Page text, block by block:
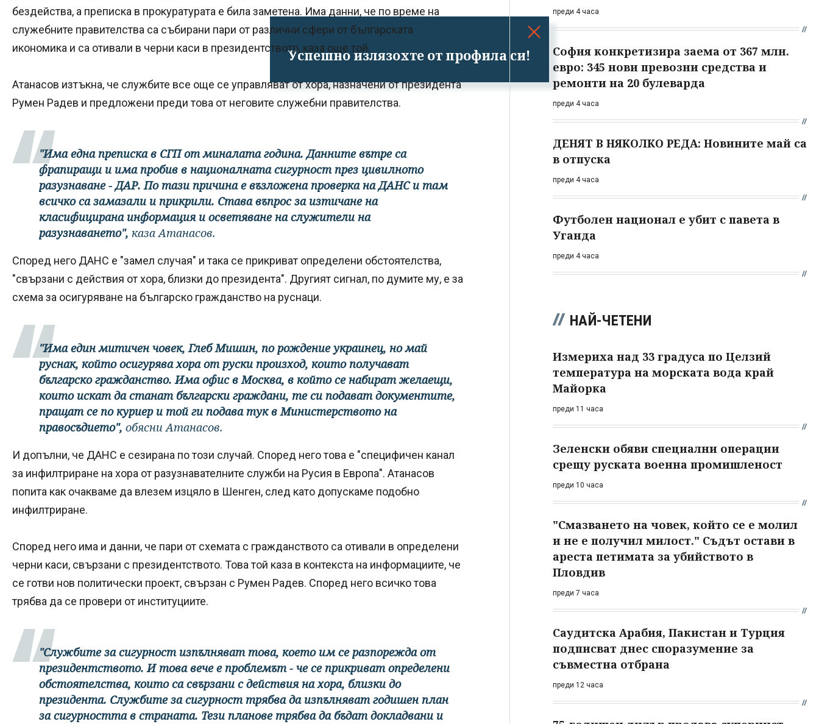
Успешно излязохте от профила си!
бездейства, а преписка в прокуратурата е била заметена. Има данни, че по време на
служебните правителства са събирани пари от различни сфери от българската
икономика и са отивали в черни каси в президентството, каза още той.
Атанасов изтъкна, че службите все още се управляват от хора, назначени от президента
Румен Радев и предложени преди това от неговите служебни правителства.
"Има една преписка в СГП от миналата година. Данните вътре са
фрапиращи и има пробив в националната сигурност през цивилното
разузнаване - ДАР. По тази причина е възложена проверка на ДАНС и там
всичко са замазали и прикрили. Става въпрос за изтичане на
класифицирана информация и осветяване на служители на
разузнаването", каза Атанасов.
Според него ДАНС е "замел случая" и така се прикриват определени обстоятелства,
"свързани с действия от хора, близки до президента". Другият сигнал, по думите му, е за
схема за осигуряване на българско гражданство на руснаци.
"Има един митичен човек, Глеб Мишин, по рождение украинец, но май
руснак, който осигурява хора от руски произход, които получават
българско гражданство. Има офис в Москва, в който се набират желаещи,
които искат да станат български граждани, те си подават документите,
пращат се по куриер и той ги подава тук в Министерството на
правосъдието", обясни Атанасов.
И допълни, че ДАНС е сезирана по този случай. Според него това е "специфичен канал
за инфилтриране на хора от разузнавателните служби на Русия в Европа". Атанасов
попита как очакваме да влезем изцяло в Шенген, след като допускаме подобно
инфилтриране.
Според него има и данни, че пари от схемата с гражданството са отивали в определени
черни каси, свързани с президентството. Това той каза в контекста на информациите, че
се готви нов политически проект, свързан с Румен Радев. Според него всичко това
трябва да се провери от институциите.
"Службите за сигурност изпълняват това, което им се разпорежда от
президентството. И това вече е проблемът - че се прикриват определени
обстоятелства, които са свързани с действия на хора, близки до
президента. Службите за сигурност трябва да изпълняват годишен план
за сигурността в страната. Тези планове трябва да бъдат докладвани и
преди 4 часа
София конкретизира заема от 367 млн.
евро: 345 нови превозни средства и
ремонти на 20 булеварда
преди 4 часа
ДЕНЯТ В НЯКОЛКО РЕДА: Новините май са
в отпуска
преди 4 часа
Футболен национал е убит с павета в
Уганда
преди 4 часа
НАЙ-ЧЕТЕНИ
Измериха над 33 градуса по Целзий
температура на морската вода край
Майорка
преди 11 часа
Зеленски обяви специални операции
срещу руската военна промишленост
преди 10 часа
"Смазването на човек, който се е молил
и не е получил милост." Съдът остави в
ареста петимата за убийството в
Пловдив
преди 7 часа
Саудитска Арабия, Пакистан и Турция
подписват днес споразумение за
съвместна отбрана
преди 12 часа